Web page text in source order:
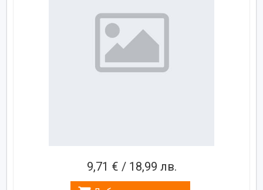
9,71 € / 18,99 лв.